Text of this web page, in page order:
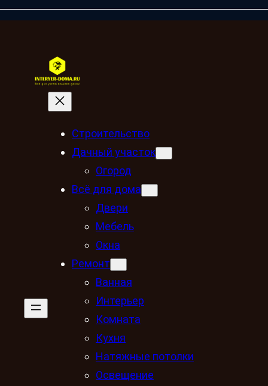
Строительство
Дачный участок
Огород
Всё для дома
Двери
Мебель
Окна
Ремонт
Ванная
Интерьер
Комната
Кухня
Натяжные потолки
Освещение